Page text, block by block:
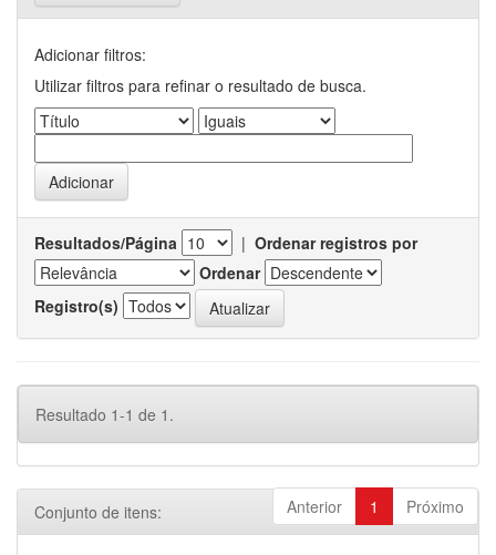
Adicionar filtros:
Utilizar filtros para refinar o resultado de busca.
Resultados/Página | Ordenar registros por
Ordenar
Registro(s)
Resultado 1-1 de 1.
Anterior 1 Próximo
Conjunto de itens: